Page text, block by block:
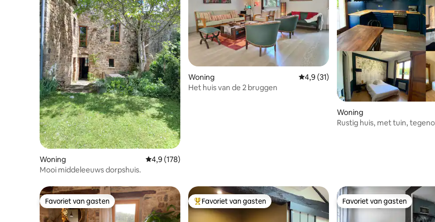
Woning Gemiddelde beoordeling van 4,9 op 5, 178 recensies
4,9 (178)
Mooi middeleeuws dorpshuis.
Woning Gemiddelde beoordeling van 4,9 op 5,
4,9 (31)
Het huis van de 2 bruggen
Woning
Rustig huis, met tuin,
Favoriet van gasten
Favoriet van gasten Topfavoriet van gasten
Favoriet van gasten Favoriet van gasten
Favoriet van gasten